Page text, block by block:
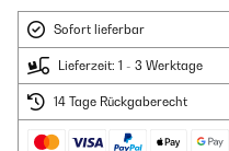
Sofort lieferbar
Lieferzeit: 1 - 3 Werktage
14 Tage Rückgaberecht